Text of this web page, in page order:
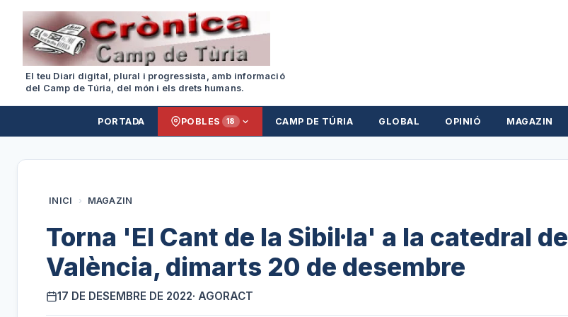
El teu Diari digital, plural i progressista, amb informació
del Camp de Túria, del món i els drets humans.
PORTADA POBLES 18 CAMP DE TÚRIA GLOBAL OPINIÓ MAGAZIN
INICI › MAGAZIN
Torna 'El Cant de la Sibil·la' a la catedral de
València, dimarts 20 de desembre
17 DE DESEMBRE DE 2022· AGORACT